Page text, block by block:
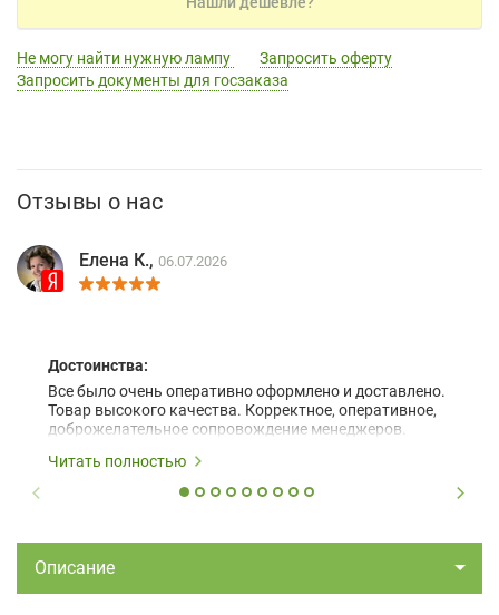
Не могу найти нужную лампу
Запросить оферту
Запросить документы для госзаказа
Отзывы о нас
Елена К., 06.07.2026
Достоинства:
Все было очень оперативно оформлено и доставлено.
Товар высокого качества. Корректное, оперативное,
доброжелательное сопровождение менеджеров.
Читать полностью
Описание